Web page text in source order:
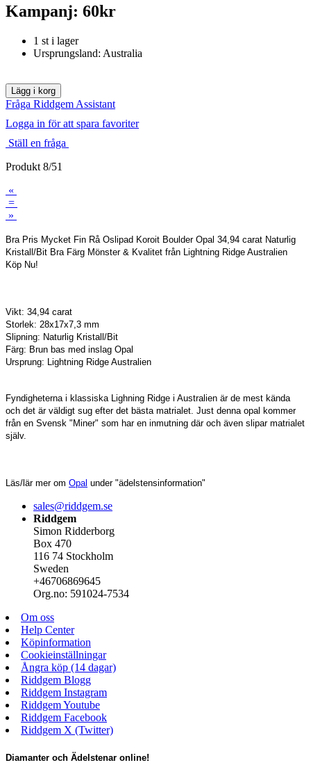
Kampanj: 60kr
1 st i lager
Ursprungsland: Australia
Fråga Riddgem Assistant
Logga in för att spara favoriter
Ställ en fråga
Produkt 8/51
«
=
»
Bra Pris Mycket Fin Rå Oslipad Koroit Boulder Opal 34,94 carat Naturlig
Kristall/Bit Bra Färg Mönster & Kvalitet från Lightning Ridge Australien
Köp Nu!
Vikt: 34,94 carat
Storlek: 28x17x7,3 mm
Slipning: Naturlig Kristall/Bit
Färg: Brun bas med inslag Opal
Ursprung: Lightning Ridge Australien
Fyndigheterna i klassiska Lighning Ridge i Australien är de mest kända
och det är väldigt sug efter det bästa matrialet. Just denna opal kommer
från en Svensk "Miner" som har en inmutning där och även slipar matrialet
själv.
Läs/lär mer om Opal under "ädelstensinformation"
sales@riddgem.se
Riddgem
Simon Ridderborg
Box 470
116 74 Stockholm
Sweden
+46706869645
Org.no: 591024-7534
Om oss
Help Center
Köpinformation
Cookieinställningar
Ångra köp (14 dagar)
Riddgem Blogg
Riddgem Instagram
Riddgem Youtube
Riddgem Facebook
Riddgem X (Twitter)
Diamanter och Ädelstenar online!